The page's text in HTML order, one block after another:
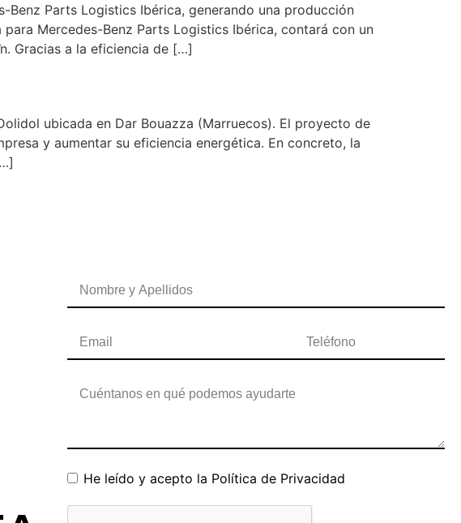
Parts Logistics Ibérica, generando una producción
Mercedes-Benz Parts Logistics Ibérica, contará con un
Gracias a la eficiencia de […]
ubicada en Dar Bouazza (Marruecos). El proyecto de
y aumentar su eficiencia energética. En concreto, la
He leído y acepto la Política de Privacidad